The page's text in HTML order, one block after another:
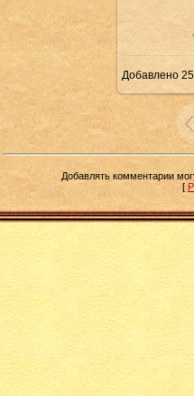
В
Добавлено
Добавлять комментарии
[